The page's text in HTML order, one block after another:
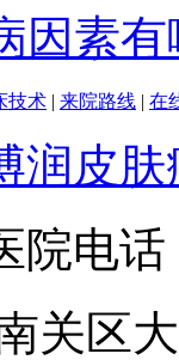
因素有
技术 | 来院路线 | 在
润皮肤
电话
关区